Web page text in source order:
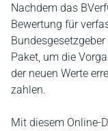
Nachdem das
Bewertung für
Paket, um die
der neuen Werte
zahlen.
Mit diesem Online-